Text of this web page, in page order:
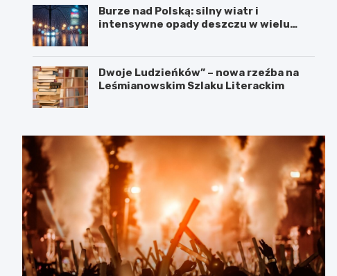
Burze nad Polską: silny wiatr i
intensywne opady deszczu w wielu
Dwoje Ludzieńków” – nowa rzeźba na
Leśmianowskim Szlaku Literackim